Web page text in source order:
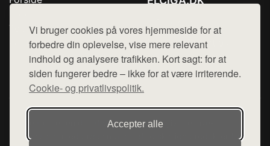
Vi bruger cookies på vores hjemmeside for at
forbedre din oplevelse, vise mere relevant
indhold og analysere trafikken. Kort sagt: for at
siden fungerer bedre – ikke for at være irriterende.
Cookie- og privatlivspolitik.
Accepter alle
Top Rabatter
Kontakt
Mail: hej@want.dk
Cookie- og privatlivspolitik
Denne side er en del af want.dk, der udgiver en række
hjemmesider med præsentation af forskellige produkter fra